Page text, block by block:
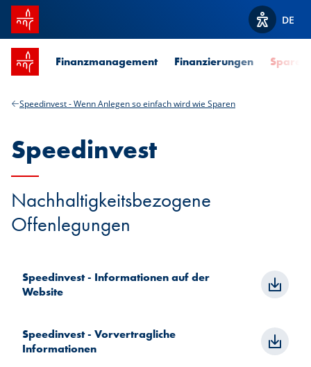
Suche Optionen
DE
Startseite SPUERKEESS
Finanzmanagement Finanzierungen Sparen
Speedinvest - Wenn Anlegen so einfach wird wie Sparen
Startseite SPUERKEESS
Optionen
DE
Speedinvest
Nachhaltigkeitsbezogene
Offenlegungen
Speedinvest - Informationen auf der
Website
Speedinvest - Vorvertragliche
Informationen